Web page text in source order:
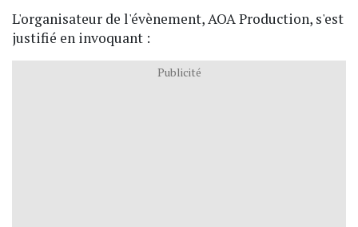
L'organisateur de l'évènement, AOA Production, s'est
justifié en invoquant :
Publicité